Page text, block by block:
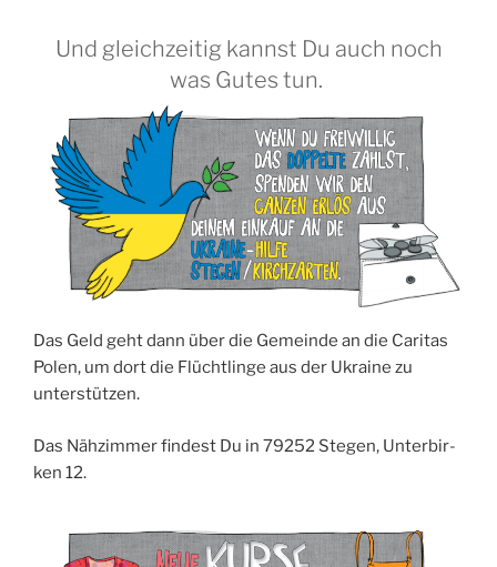
Und gleichzeitig kannst Du auch noch
was Gutes tun.
Das Geld geht dann über die Gemein­de an die Cari­tas
Polen, um dort die Flücht­lin­ge aus der Ukrai­ne zu
unterstützen.
Das Näh­zim­mer fin­dest Du in 79252 Ste­gen, Unter­bir­
ken 12.